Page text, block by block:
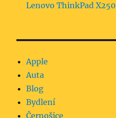
Lenovo ThinkPad X250
Apple
Auta
Blog
Bydlení
Černošice